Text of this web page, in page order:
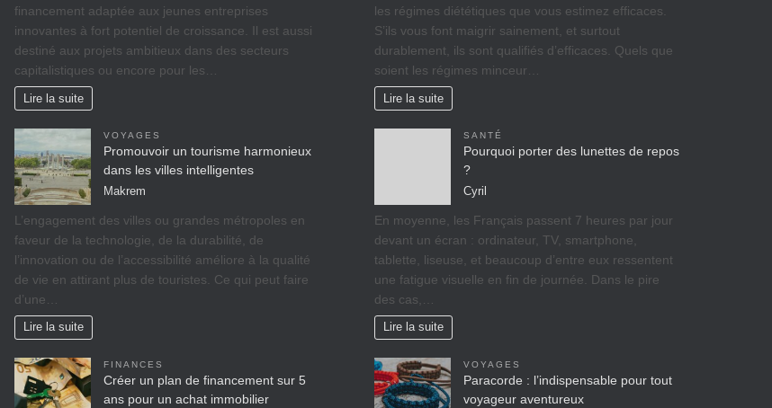
financement adaptée aux jeunes entreprises
innovantes à fort potentiel de croissance. Il est aussi
destiné aux projets ambitieux dans des secteurs
capitalistiques ou encore pour les…
Lire la suite
VOYAGES
Promouvoir un tourisme harmonieux
dans les villes intelligentes
Makrem
L’engagement des villes ou grandes métropoles en
faveur de la technologie, de la durabilité, de
l’innovation ou de l’accessibilité améliore à la qualité
de vie en attirant plus de touristes. Ce qui peut faire
d’une…
Lire la suite
FINANCES
Créer un plan de financement sur 5
ans pour un achat immobilier
les régimes diététiques que vous estimez efficaces.
S’ils vous font maigrir sainement, et surtout
durablement, ils sont qualifiés d’efficaces. Quels que
soient les régimes minceur…
Lire la suite
SANTÉ
Pourquoi porter des lunettes de repos
?
Cyril
En moyenne, les Français passent 7 heures par jour
devant un écran : ordinateur, TV, smartphone,
tablette, liseuse, et beaucoup d’entre eux ressentent
une fatigue visuelle en fin de journée. Dans le pire
des cas,…
Lire la suite
VOYAGES
Paracorde : l’indispensable pour tout
voyageur aventureux